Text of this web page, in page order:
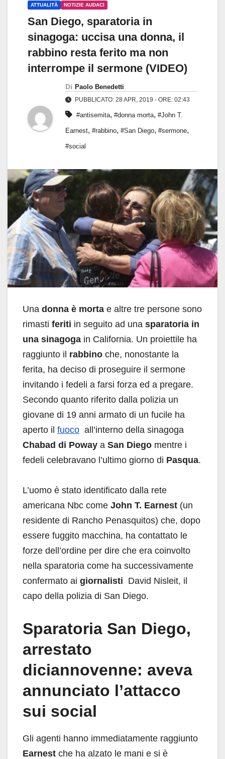
ATTUALITÀ NOTIZIE AUDACI
San Diego, sparatoria in
sinagoga: uccisa una donna, il
rabbino resta ferito ma non
interrompe il sermone (VIDEO)
Di Paolo Benedetti
PUBBLICATO: 28 APR, 2019 - ORE: 02:43
#antisemita, #donna morta, #John T.
Earnest, #rabbino, #San Diego, #sermone,
#social
Una donna è morta e altre tre persone sono
rimasti feriti in seguito ad una sparatoria in
una sinagoga in California. Un proiettile ha
raggiunto il rabbino che, nonostante la
ferita, ha deciso di proseguire il sermone
invitando i fedeli a farsi forza ed a pregare.
Secondo quanto riferito dalla polizia un
giovane di 19 anni armato di un fucile ha
aperto il fuoco all’interno della sinagoga
Chabad di Poway a San Diego mentre i
fedeli celebravano l’ultimo giorno di Pasqua.
L’uomo è stato identificato dalla rete
americana Nbc come John T. Earnest (un
residente di Rancho Penasquitos) che, dopo
essere fuggito macchina, ha contattato le
forze dell’ordine per dire che era coinvolto
nella sparatoria come ha successivamente
confermato ai giornalisti David Nisleit, il ​​
capo della polizia di San Diego.
Sparatoria San Diego,
arrestato
diciannovenne: aveva
annunciato l’attacco
sui social
Gli agenti hanno immediatamente raggiunto
Earnest che ha alzato le mani e si è